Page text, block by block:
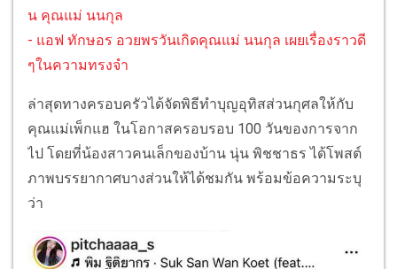
น คุณแม่ นนกุล
- แอฟ ทักษอร อวยพรวันเกิดคุณแม่ นนกุล เผยเรื่องราวดี
ๆในความทรงจำ
ล่าสุดทางครอบครัวได้จัดพิธีทำบุญอุทิสส่วนกุศลให้กับ
คุณแม่เพ็กแฮ ในโอกาสครอบรอบ 100 วันของการจาก
ไป โดยที่น้องสาวคนเล็กของบ้าน นุ่น พิชชาธร ได้โพสต์
ภาพบรรยากาศบางส่วนให้ได้ชมกัน พร้อมข้อความระบุ
ว่า